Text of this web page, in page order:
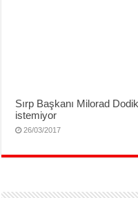
Sırp Başkanı Milorad
istemiyor
26/03/2017